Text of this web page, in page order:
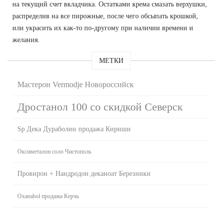
на текущий счет вкладчика. Остатками крема смазать верхушки,
распределив на все пирожные, после чего обсыпать крошкой,
или украсить их как-то по-другому при наличии времени и
желания.
МЕТКИ
Мастерон Vermodje Новороссийск
Дростанол 100 со скидкой Северск
Sp Дека Дураболин продажа Кириши
Оксиметалон соло Чистополь
Провирон + Нандродон деканоат Березники
Oxanabol продажа Керчь